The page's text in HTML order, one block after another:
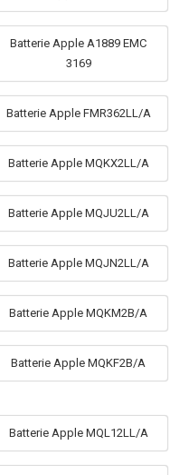
Batterie Apple A1889 EMC
3169
Batterie Apple FMR362LL/A
Batterie Apple MQKX2LL/A
Batterie Apple MQJU2LL/A
Batterie Apple MQJN2LL/A
Batterie Apple MQKM2B/A
Batterie Apple MQKF2B/A
Batterie Apple MQL12LL/A